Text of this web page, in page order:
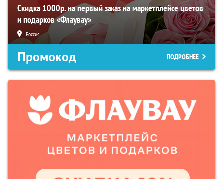
Скидка 1000р. на первый заказ на маркетплейсе цветов
и подарков «Флаувау»
Россия
Промокод ПОДРОБНЕЕ